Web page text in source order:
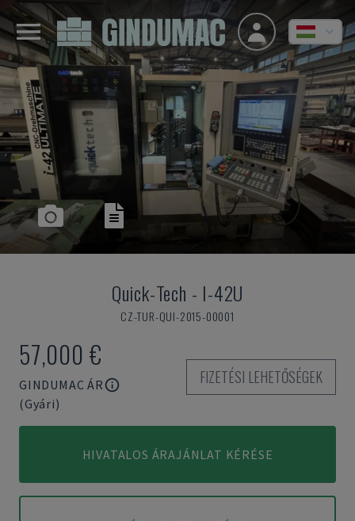
Quick-Tech - I-42U
CZ-TUR-QUI-2015-00001
57,000 €
GINDUMAC ÁR
(Gyári)
FIZETÉSI LEHETŐSÉGEK
HIVATALOS ÁRAJÁNLAT KÉRÉSE